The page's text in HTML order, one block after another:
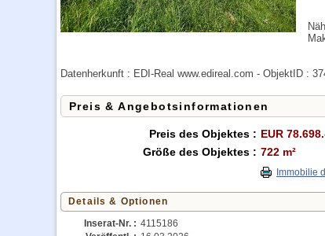
Datenherkunft : EDI-Real www.edireal.com - ObjektID :
Preis & Angebotsinformationen
Preis des Objektes : EUR
Größe des Objektes : 722 m²
Immobilie
Details & Optionen
Inserat-Nr. : 4115186